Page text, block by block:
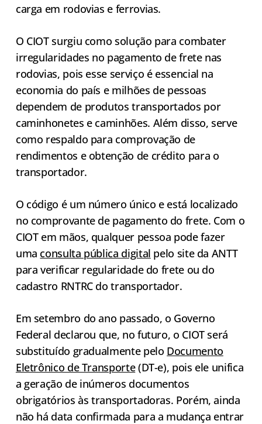
carga em rodovias e ferrovias.
O CIOT surgiu como solução para combater
irregularidades no pagamento de frete nas
rodovias, pois esse serviço é essencial na
economia do país e milhões de pessoas
dependem de produtos transportados por
caminhonetes e caminhões. Além disso, serve
como respaldo para comprovação de
rendimentos e obtenção de crédito para o
transportador.
O código é um número único e está localizado
no comprovante de pagamento do frete. Com o
CIOT em mãos, qualquer pessoa pode fazer
uma consulta pública digital pelo site da ANTT
para verificar regularidade do frete ou do
cadastro RNTRC do transportador.
Em setembro do ano passado, o Governo
Federal declarou que, no futuro, o CIOT será
substituído gradualmente pelo Documento
Eletrônico de Transporte(DT-e), pois ele unifica
a geração de inúmeros documentos
obrigatórios às transportadoras. Porém, ainda
não há data confirmada para a mudança entrar